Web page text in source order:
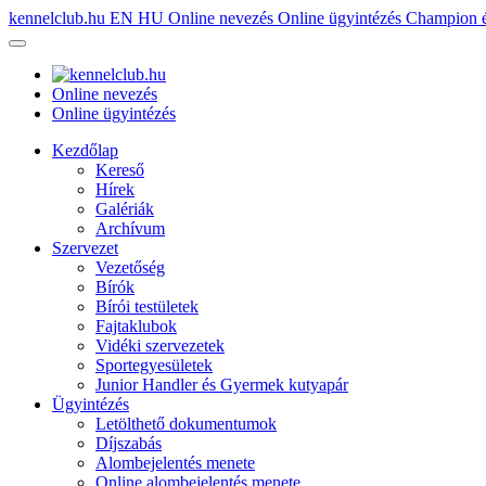
kennelclub.hu EN HU Online nevezés Online ügyintézés Champion
Online nevezés
Online ügyintézés
Kezdőlap
Kereső
Hírek
Galériák
Archívum
Szervezet
Vezetőség
Bírók
Bírói testületek
Fajtaklubok
Vidéki szervezetek
Sportegyesületek
Junior Handler és Gyermek kutyapár
Ügyintézés
Letölthető dokumentumok
Díjszabás
Alombejelentés menete
Online alombejelentés menete